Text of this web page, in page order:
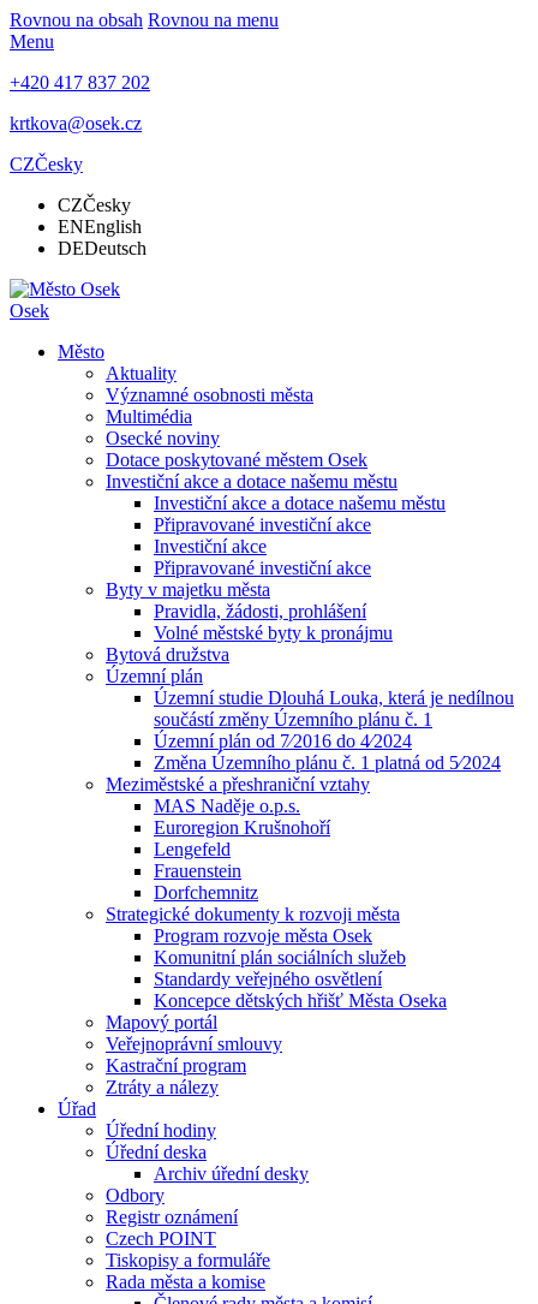
Rovnou na obsah Rovnou na menu
Menu
+420 417 837 202
krtkova@osek.cz
CZČesky
CZČesky
ENEnglish
DEDeutsch
Osek
Město
Aktuality
Významné osobnosti města
Multimédia
Osecké noviny
Dotace poskytované městem Osek
Investiční akce a dotace našemu městu
Investiční akce a dotace našemu městu
Připravované investiční akce
Investiční akce
Připravované investiční akce
Byty v majetku města
Pravidla, žádosti, prohlášení
Volné městské byty k pronájmu
Bytová družstva
Územní plán
Územní studie Dlouhá Louka, která je nedílnou
součástí změny Územního plánu č. 1
Územní plán od 7⁄2016 do 4⁄2024
Změna Územního plánu č. 1 platná od 5⁄2024
Meziměstské a přeshraniční vztahy
MAS Naděje o.p.s.
Euroregion Krušnohoří
Lengefeld
Frauenstein
Dorfchemnitz
Strategické dokumenty k rozvoji města
Program rozvoje města Osek
Komunitní plán sociálních služeb
Standardy veřejného osvětlení
Koncepce dětských hřišť Města Oseka
Mapový portál
Veřejnoprávní smlouvy
Kastrační program
Ztráty a nálezy
Úřad
Úřední hodiny
Úřední deska
Archiv úřední desky
Odbory
Registr oznámení
Czech POINT
Tiskopisy a formuláře
Rada města a komise